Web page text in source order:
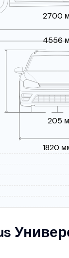
4556
2700
1820
205